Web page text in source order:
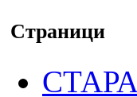
Страници